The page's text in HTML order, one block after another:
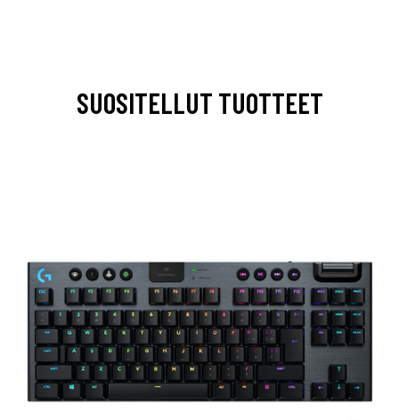
SUOSITELLUT TUOTTEET